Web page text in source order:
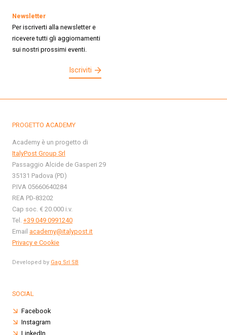
Newsletter
Per iscriverti alla newsletter e
ricevere tutti gli aggiornamenti
sui nostri prossimi eventi.
Iscriviti
PROGETTO ACADEMY
Academy è un progetto di
ItalyPost Group Srl
Passaggio Alcide de Gasperi 29
35131 Padova (PD)
P.IVA 05660640284
REA PD-83202
Cap soc. € 20.000 i.v.
Tel. +39 049 0991240
Email academy@italypost.it
Privacy e Cookie
Developed by Gag Srl SB
SOCIAL
Facebook
Instagram
LinkedIn